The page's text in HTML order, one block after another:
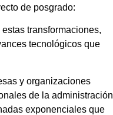
de posgrado:
transformaciones,
tecnológicos que
y organizaciones
de la administración
exponenciales que